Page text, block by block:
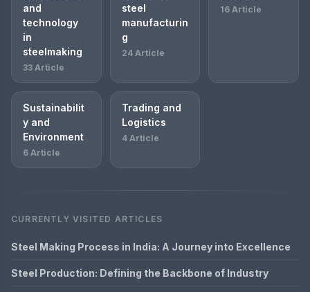
and
technology
in
steelmaking
33 Article
steel
manufacturin
g
24 Article
16 Article
Sustainabilit
y and
Environment
6 Article
Trading and
Logistics
4 Article
CURRENTLY VISITED ARTICLES
Steel Making Process in India: A Journey into Excellence
Steel Production: Defining the Backbone of Industry